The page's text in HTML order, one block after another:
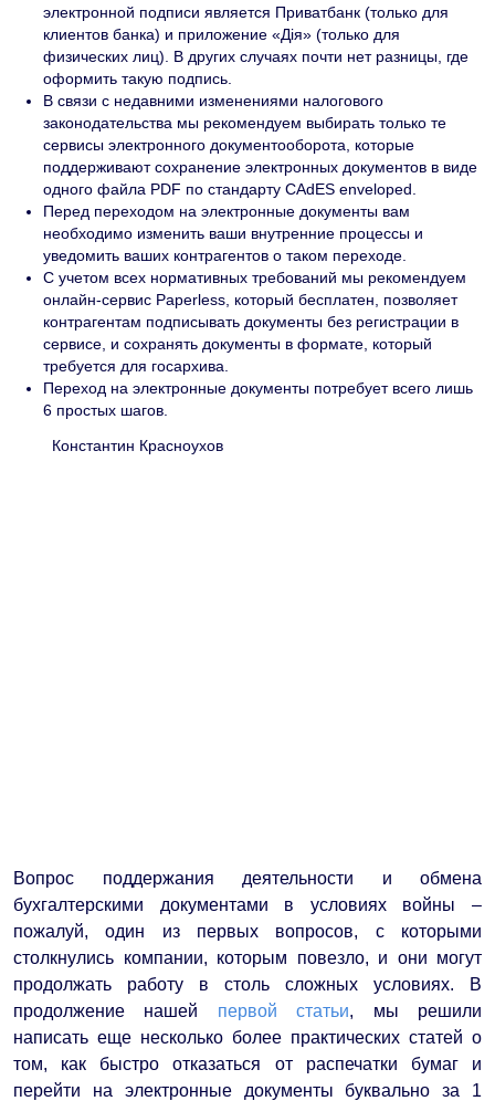
электронной подписи является Приватбанк (только для
клиентов банка) и приложение «Дія» (только для
физических лиц). В других случаях почти нет разницы, где
оформить такую подпись.
В связи с недавними изменениями налогового
законодательства мы рекомендуем выбирать только те
сервисы электронного документооборота, которые
поддерживают сохранение электронных документов в виде
одного файла PDF по стандарту CAdES enveloped.
Перед переходом на электронные документы вам
необходимо изменить ваши внутренние процессы и
уведомить ваших контрагентов о таком переходе.
С учетом всех нормативных требований мы рекомендуем
онлайн-сервис Paperless, который бесплатен, позволяет
контрагентам подписывать документы без регистрации в
сервисе, и сохранять документы в формате, который
требуется для госархива.
Переход на электронные документы потребует всего лишь
6 простых шагов.
Константин Красноухов
Вопрос поддержания деятельности и обмена
бухгалтерскими документами в условиях войны –
пожалуй, один из первых вопросов, с которыми
столкнулись компании, которым повезло, и они могут
продолжать работу в столь сложных условиях. В
продолжение нашей первой статьи, мы решили
написать еще несколько более практических статей о
том, как быстро отказаться от распечатки бумаг и
перейти на электронные документы буквально за 1